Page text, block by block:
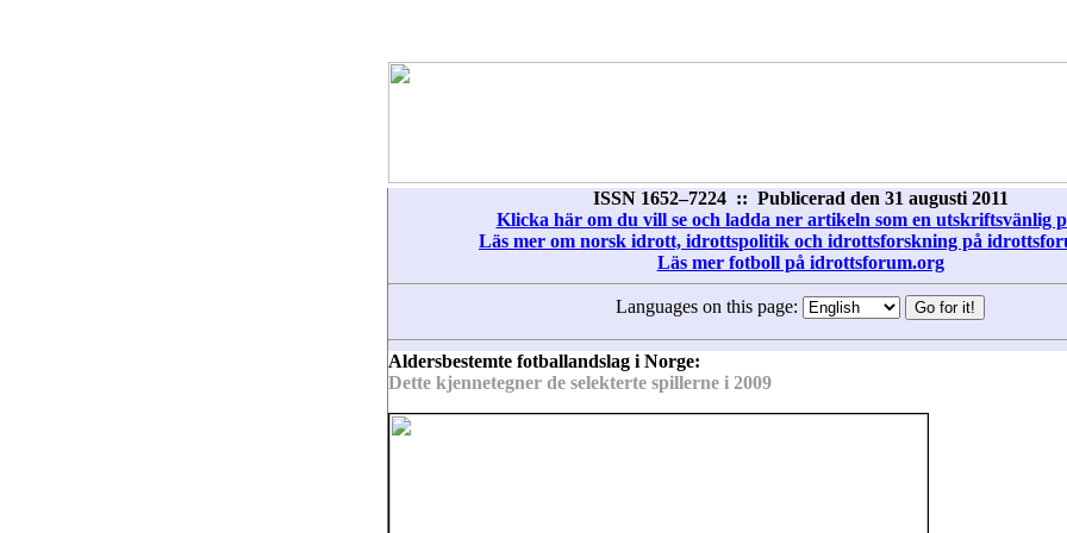
ISSN 1652–7224 :: Publicerad den 31 augusti 2011
Klicka här om du vill se och ladda ner artikeln som en utskriftsvänlig
Läs mer om norsk idrott, idrottspolitik och idrottsforskning på
Läs mer fotboll på idrottsforum.org
Languages on this page:
Aldersbestemte fotballandslag i Norge:
Dette kjennetegner de selekterte spillerne i 2009